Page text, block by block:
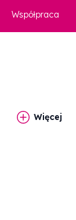
Współpraca
Więcej